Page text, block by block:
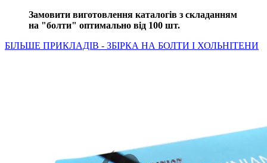
Замовити виготовлення каталогів з складанням
на "болти" оптимально від 100 шт.
БІЛЬШЕ ПРИКЛАДІВ - ЗБІРКА НА БОЛТИ І ХОЛЬНІТЕНИ